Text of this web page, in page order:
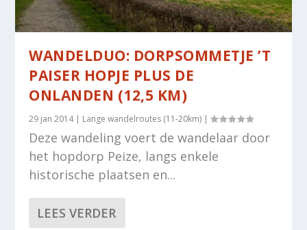
WANDELDUO: DORPSOMMETJE ’T
PAISER HOPJE PLUS DE
ONLANDEN (12,5 KM)
29 jan 2014| Lange wandelroutes (11-20km) |
Deze wandeling voert de wandelaar door
het hopdorp Peize, langs enkele
historische plaatsen en...
LEES VERDER